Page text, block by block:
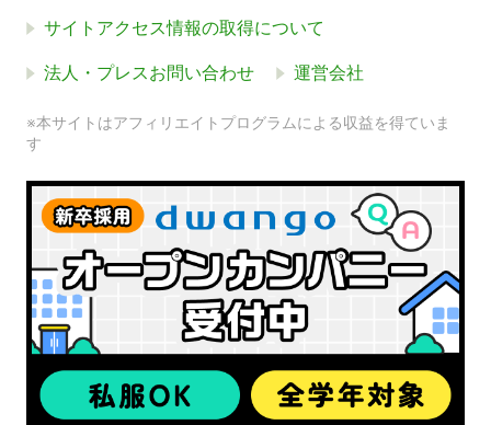
サイトアクセス情報の取得について
法人・プレスお問い合わせ 運営会社
※本サイトはアフィリエイトプログラムによる収益を得ていま
す